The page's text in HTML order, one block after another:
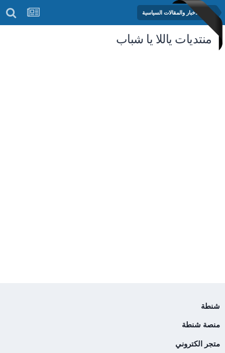
منتدى الأخبار والمقالات السياسية
منتديات ياللا يا شباب
شنطة
منصة شنطة
متجر الكتروني